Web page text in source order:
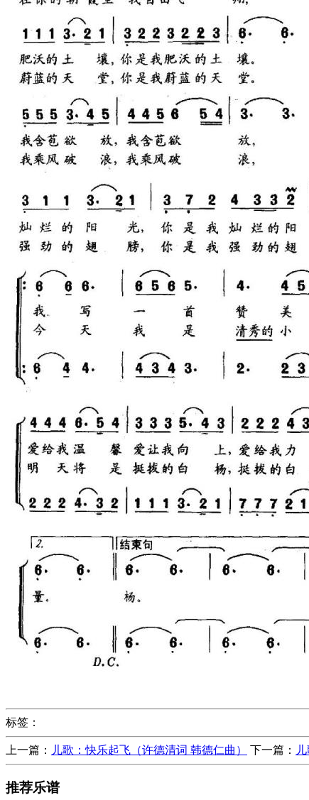
标签：
上一篇： 儿歌：快乐起飞（许德清词 韩德仁曲） 下一篇：
推荐乐谱